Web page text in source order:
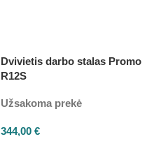
Dvivietis darbo stalas Promo
R12S
Užsakoma prekė
344,00 €